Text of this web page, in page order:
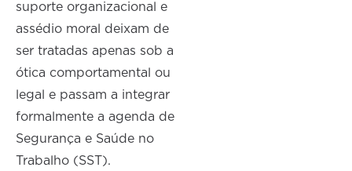
suporte organizacional e
assédio moral deixam de
ser tratadas apenas sob a
ótica comportamental ou
legal e passam a integrar
formalmente a agenda de
Segurança e Saúde no
Trabalho (SST).